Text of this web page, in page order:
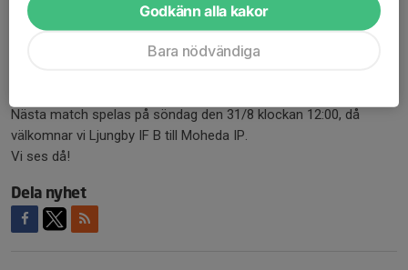
Matchens Queen: Annie Bylin
Matchens målskyttar:
Nästa match spelas på söndag den 31/8 klockan 12:00, då
välkomnar vi Ljungby IF B till Moheda IP.
Vi ses då!
Dela nyhet
Godkänn alla kakor
Bara nödvändiga